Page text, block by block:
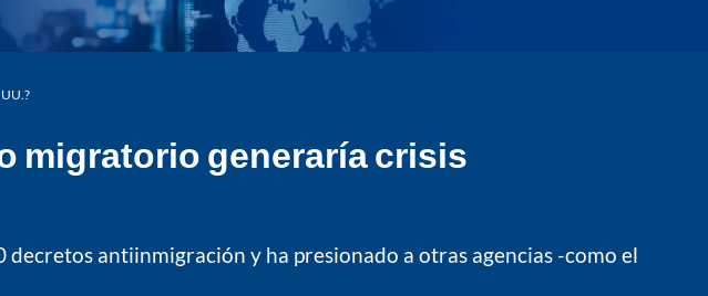
migratorio generaría crisis
decretos antiinmigración y ha presionado a otras agencias -como el